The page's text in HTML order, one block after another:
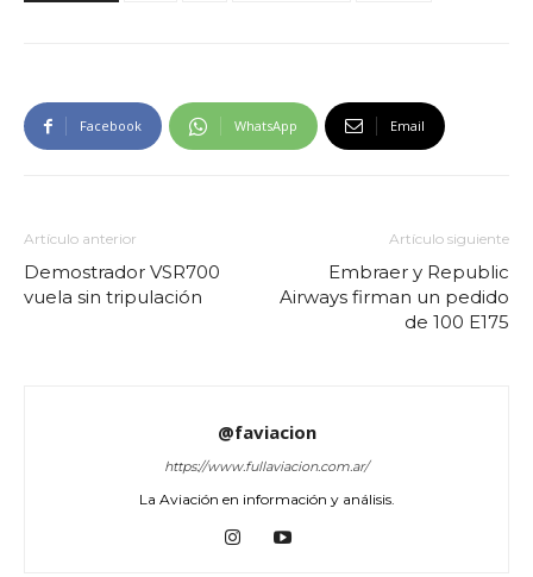
Facebook WhatsApp Email
Artículo anterior
Demostrador VSR700
vuela sin tripulación
Artículo siguiente
Embraer y Republic
Airways firman un pedido
de 100 E175
@faviacion
https://www.fullaviacion.com.ar/
La Aviación en información y análisis.